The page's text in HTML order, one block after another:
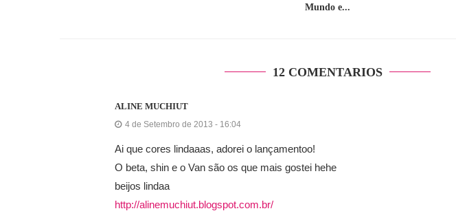
Mundo e...
12 COMENTARIOS
ALINE MUCHIUT
4 de Setembro de 2013 - 16:04
Ai que cores lindaaas, adorei o lançamentoo!
O beta, shin e o Van são os que mais gostei hehe
beijos lindaa
http://alinemuchiut.blogspot.com.br/